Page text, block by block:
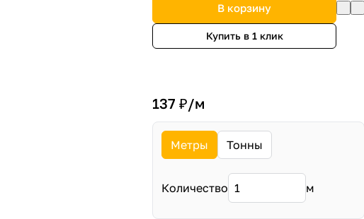
В корзину
Купить в 1 клик
137 ₽/м
Метры Тонны
Количество м